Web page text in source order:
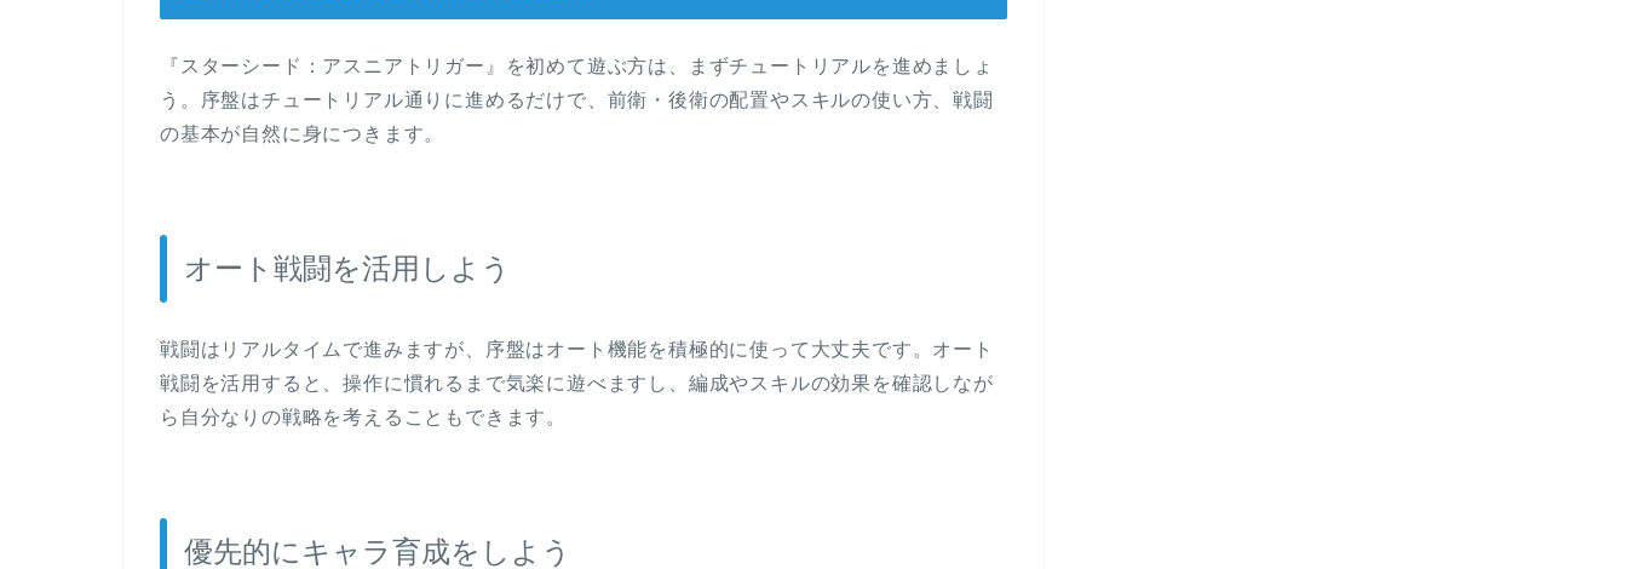
『スターシード：アスニアトリガー』を初めて遊ぶ方は、まずチュートリアルを進めましょ
う。序盤はチュートリアル通りに進めるだけで、前衛・後衛の配置やスキルの使い方、戦闘
の基本が自然に身につきます。
オート戦闘を活用しよう
戦闘はリアルタイムで進みますが、序盤はオート機能を積極的に使って大丈夫です。オート
戦闘を活用すると、操作に慣れるまで気楽に遊べますし、編成やスキルの効果を確認しなが
ら自分なりの戦略を考えることもできます。
優先的にキャラ育成をしよう